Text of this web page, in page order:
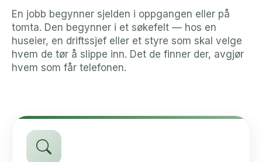
En jobb begynner sjelden i oppgangen eller på
tomta. Den begynner i et søkefelt — hos en
huseier, en driftssjef eller et styre som skal velge
hvem de tør å slippe inn. Det de finner der, avgjør
hvem som får telefonen.